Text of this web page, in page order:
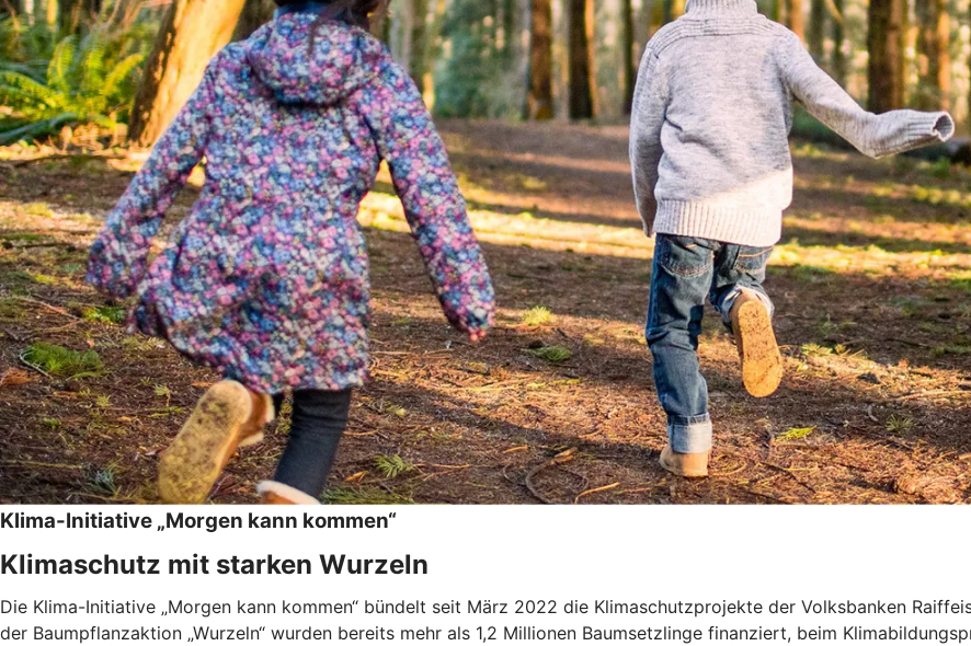
Klima-Initiative „Morgen kann kommen“
Klimaschutz mit starken Wurzeln
Die Klima-Initiative „Morgen kann kommen“ bündelt seit März 2022 die Klimaschutzprojekte der Volksbanken
der Baumpflanzaktion „Wurzeln“ wurden bereits mehr als 1,2 Millionen Baumsetzlinge finanziert, beim